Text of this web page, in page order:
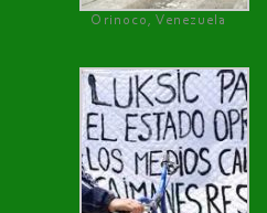
Orinoco, Venezuela